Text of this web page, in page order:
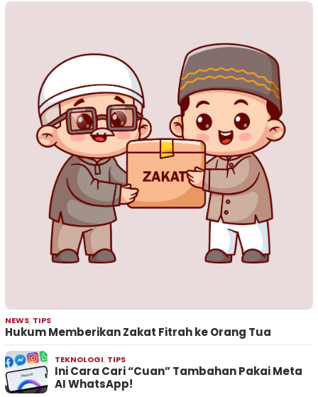
NEWS, TIPS
Hukum Memberikan Zakat Fitrah ke Orang Tua
TEKNOLOGI, TIPS
Ini Cara Cari “Cuan” Tambahan Pakai Meta
AI WhatsApp!